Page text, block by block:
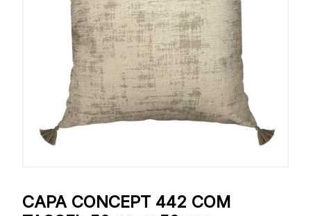
CAPA CONCEPT 442 COM